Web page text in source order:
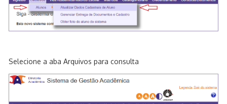
Selecione a aba Arquivos para consulta